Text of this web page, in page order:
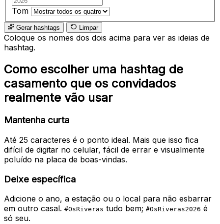
Tom
Gerar hashtags Limpar
Coloque os nomes dos dois acima para ver as ideias de
hashtag.
Como escolher uma hashtag de
casamento que os convidados
realmente vão usar
Mantenha curta
Até 25 caracteres é o ponto ideal. Mais que isso fica
difícil de digitar no celular, fácil de errar e visualmente
poluído na placa de boas-vindas.
Deixe específica
Adicione o ano, a estação ou o local para não esbarrar
em outro casal. #OsRiveras tudo bem; #OsRiveras2026 é
só seu.